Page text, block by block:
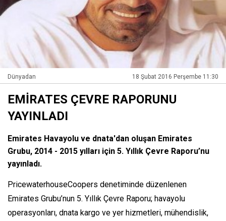
Dünyadan 18 Şubat 2016 Perşembe 11:30
EMİRATES ÇEVRE RAPORUNU
YAYINLADI
Emirates Havayolu ve dnata'dan oluşan Emirates
Grubu, 2014 - 2015 yılları için 5. Yıllık Çevre Raporu’nu
yayınladı.
PricewaterhouseCoopers denetiminde düzenlenen
Emirates Grubu’nun 5. Yıllık Çevre Raporu; havayolu
operasyonları, dnata kargo ve yer hizmetleri, mühendislik,